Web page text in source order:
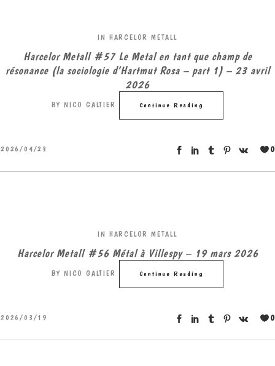
IN HARCELOR METALL
Harcelor Metall #57 Le Metal en tant que champ de
résonance (la sociologie d’Hartmut Rosa – part 1) – 23 avril
2026
BY NICO GALTIER Continue Reading
2026/04/23 0
IN HARCELOR METALL
Harcelor Metall #56 Métal à Villespy – 19 mars 2026
BY NICO GALTIER Continue Reading
2026/03/19 0